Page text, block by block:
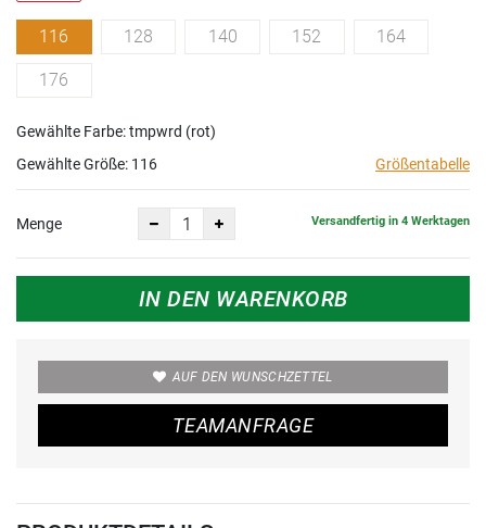
116 128 140 152 164
176
Gewählte Farbe: tmpwrd (rot)
Gewählte Größe: 116 Größentabelle
Menge Versandfertig in 4 Werktagen
IN DEN WARENKORB
AUF DEN WUNSCHZETTEL
TEAMANFRAGE